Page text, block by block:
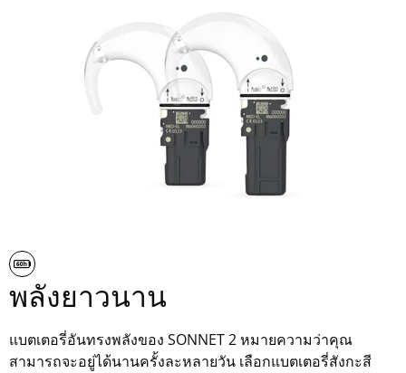
พลังยาวนาน
แบตเตอรี่อันทรงพลังของ SONNET 2 หมายความว่าคุณ
สามารถจะอยู่ได้นานครั้งละหลายวัน เลือกแบตเตอรี่สังกะสี